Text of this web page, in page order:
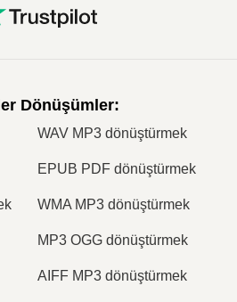
Dönüşümler:
WAV MP3 dönüştürmek
EPUB PDF dönüştürmek
WMA MP3 dönüştürmek
MP3 OGG dönüştürmek
AIFF MP3 dönüştürmek